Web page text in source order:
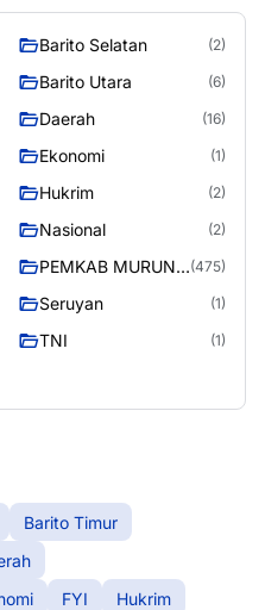
Barito Selatan (2)
Barito Utara (6)
Daerah (16)
Ekonomi (1)
Hukrim (2)
Nasional (2)
PEMKAB MURUNG (475)
Seruyan (1)
TNI (1)
Barito Timur
FYI
Hukrim